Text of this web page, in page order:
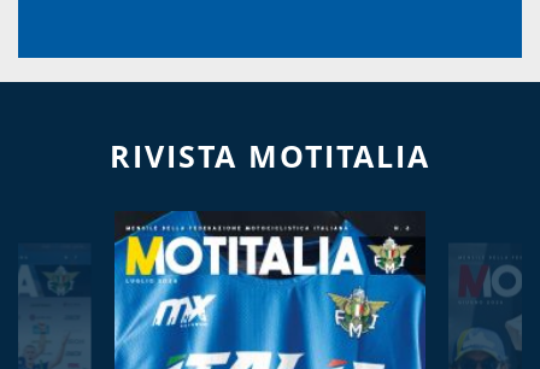
RIVISTA MOTITALIA